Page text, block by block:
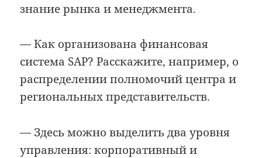
знание рынка и менеджмента.
— Как организована финансовая
система SAP? Расскажите, например, о
распределении полномочий центра и
региональных представительств.
— Здесь можно выделить два уровня
управления: корпоративный и